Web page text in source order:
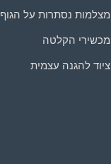
מצלמות נסתרות על הגוף
מכשירי הקלטה
ציוד להגנה עצמית